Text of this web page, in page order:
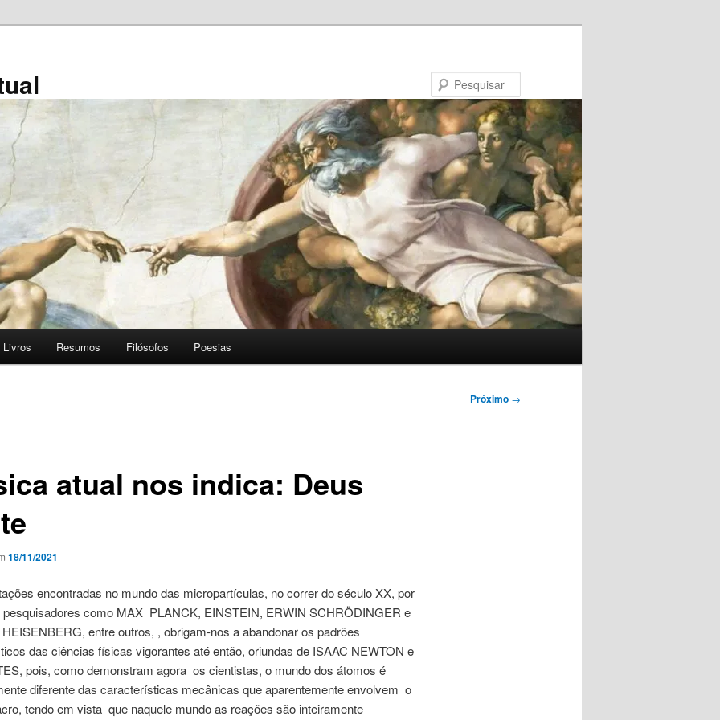
Livros Resumos Filósofos Poesias
Próximo →
atual nos indica: Deus
18/11/2021
encontradas no mundo das micropartículas, no correr do século XX, por
pesquisadores como MAX PLANCK, EINSTEIN, ERWIN SCHRÖDINGER e
entre outros, , obrigam-nos a abandonar os padrões
das ciências físicas vigorantes até então, oriundas de ISAAC NEWTON e
pois, como demonstram agora os cientistas, o mundo dos átomos é
diferente das características mecânicas que aparentemente envolvem o
tendo em vista que naquele mundo as reações são inteiramente